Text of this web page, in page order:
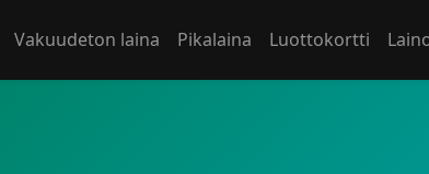
Vakuudeton laina Pikalaina Luottokortti